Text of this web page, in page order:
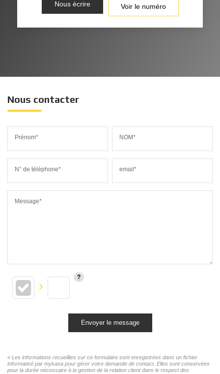
Nous écrire Voir le numéro
Nous contacter
Prénom* NOM*
N° de téléphone* email*
Message*
Envoyer le message
« Les informations recueillies sur ce formulaire sont enregistrées dans un fichier
informatisé par mykasa pour gérer votre demande de contact. Elles sont conservées
pour la durée nécessaire à la gestion de la relation client dans le respect des